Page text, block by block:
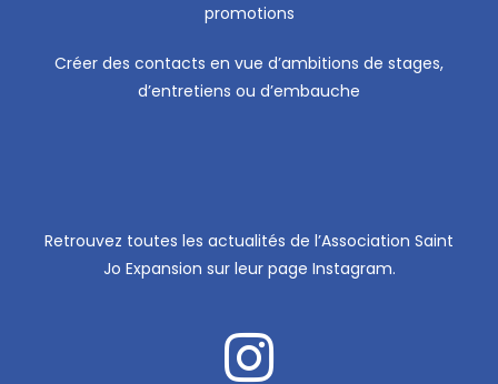
promotions
Créer des contacts en vue d’ambitions de stages,
d’entretiens ou d’embauche
Retrouvez toutes les actualités de l’Association Saint
Jo Expansion sur leur page Instagram.